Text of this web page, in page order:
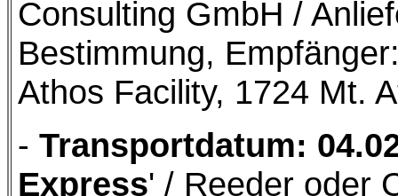
Consulting GmbH /
Bestimmung,
Athos Facility, 1724 Mt.
- Transportdatum:
Express' / Reeder oder